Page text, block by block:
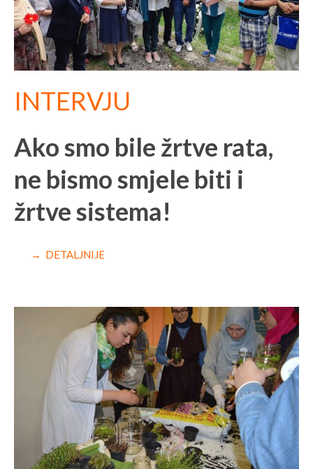
INTERVJU
Ako smo bile žrtve rata,
ne bismo smjele biti i
žrtve sistema!
→ DETALJNIJE